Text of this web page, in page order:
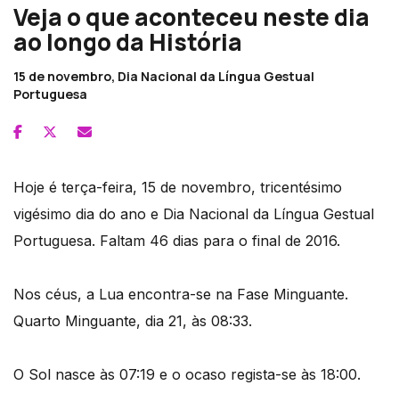
Veja o que aconteceu neste dia
ao longo da História
15 de novembro, Dia Nacional da Língua Gestual
Portuguesa
Hoje é terça-feira, 15 de novembro, tricentésimo
vigésimo dia do ano e Dia Nacional da Língua Gestual
Portuguesa. Faltam 46 dias para o final de 2016.
Nos céus, a Lua encontra-se na Fase Minguante.
Quarto Minguante, dia 21, às 08:33.
O Sol nasce às 07:19 e o ocaso regista-se às 18:00.